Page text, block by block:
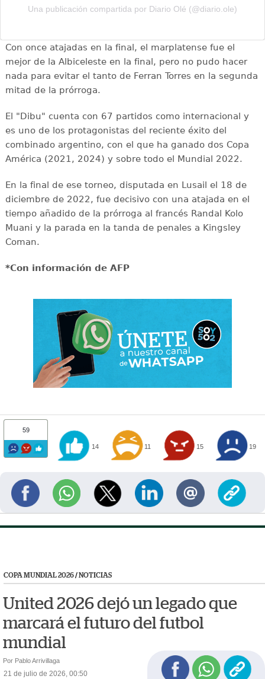
Una publicación compartida por Diario Olé (@diario.ole)
Con once atajadas en la final, el marplatense fue el
mejor de la Albiceleste en la final, pero no pudo hacer
nada para evitar el tanto de Ferran Torres en la segunda
mitad de la prórroga.
El "Dibu" cuenta con 67 partidos como internacional y
es uno de los protagonistas del reciente éxito del
combinado argentino, con el que ha ganado dos Copa
América (2021, 2024) y sobre todo el Mundial 2022.
En la final de ese torneo, disputada en Lusail el 18 de
diciembre de 2022, fue decisivo con una atajada en el
tiempo añadido de la prórroga al francés Randal Kolo
Muani y la parada en la tanda de penales a Kingsley
Coman.
*Con información de AFP
59
14 11 15 19
COPA MUNDIAL 2026/ NOTICIAS
United 2026 dejó un legado que
marcará el futuro del futbol
mundial
Por Pablo Arrivillaga
21 de julio de 2026, 00:50